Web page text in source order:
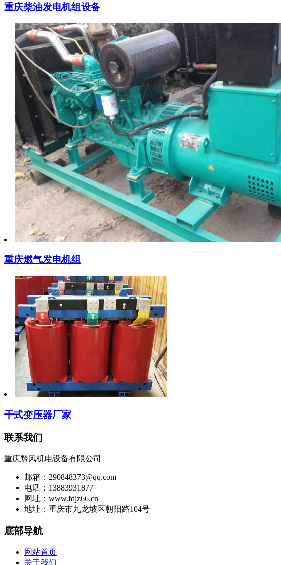
重庆柴油发电机组设备
重庆燃气发电机组
干式变压器厂家
联系我们
重庆黔风机电设备有限公司
邮箱：290848373@qq.com
电话：13883931877
网址：www.fdjz66.cn
地址：重庆市九龙坡区朝阳路104号
底部导航
网站首页
关于我们